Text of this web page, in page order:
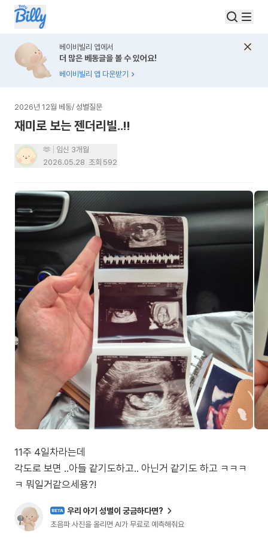
베이비빌리 앱에서
더 많은 베동글을 볼 수 있어요!
베이비빌리 앱 다운받기
2026년 12월 베동/ 성별질문
재미로 보는 젠더리빌..!!
🫶
임신 3개월
2026.05.28 조회 592
11주 4일차라는데
각도로 보면 ..아들 같기도하고.. 아닌거 같기도 하고 ㅋㅋㅋ
ㅋ 뭐일거같으세용?!
BETA 우리 아기 성별이 궁금하다면?
초음파 사진을 올리면 AI가 무료로 예측해줘요